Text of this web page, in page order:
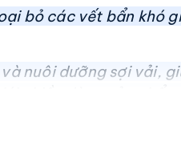
bỏ các vết bẩn khó
nuôi dưỡng sợi vải,